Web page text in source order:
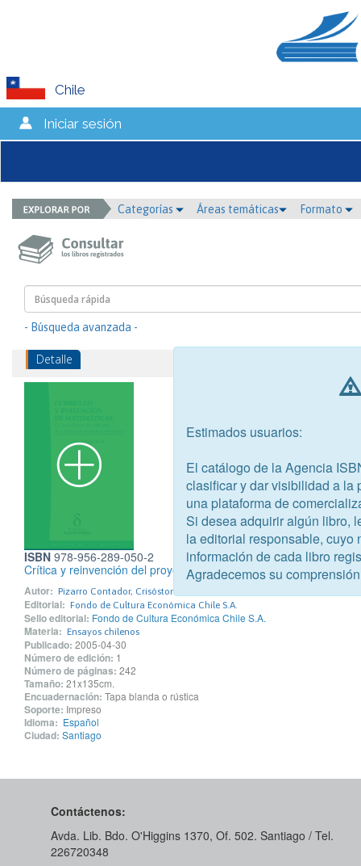
Chile
Iniciar sesión
Categorías Áreas temáticas Formato
- Búsqueda avanzada -
Detalle
ISBN 978-956-289-050-2
Crítica y reinvención del proyecto democrático. Materiales
Autor: Pizarro Contador, Crisóstomo
Editorial: Fondo de Cultura Económica Chile S.A.
Sello editorial: Fondo de Cultura Económica Chile S.A.
Materia: Ensayos chilenos
Publicado: 2005-04-30
Número de edición: 1
Número de páginas: 242
Tamaño: 21x135cm.
Encuadernación: Tapa blanda o rústica
Soporte: Impreso
Idioma: Español
Ciudad: Santiago
Contáctenos:
Avda. Lib. Bdo. O'Higgins 1370, Of. 502. Santiago / Tel.
226720348
Estimados usuarios:
El catálogo de la Agencia
clasificar y dar visibilidad a la
una plataforma de
Si desea adquirir algún libro,
la editorial responsable, cuyo
información de cada libro
Agradecemos su